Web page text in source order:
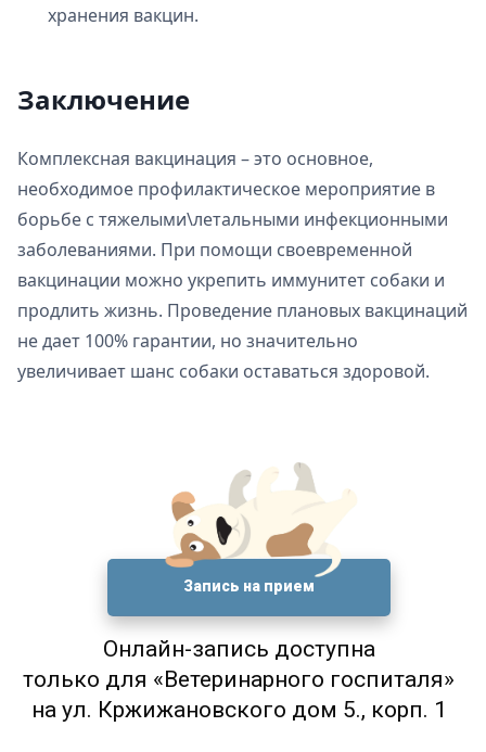
хранения вакцин.
Заключение
Комплексная вакцинация – это основное,
необходимое профилактическое мероприятие в
борьбе с тяжелыми\летальными инфекционными
заболеваниями. При помощи своевременной
вакцинации можно укрепить иммунитет собаки и
продлить жизнь. Проведение плановых вакцинаций
не дает 100% гарантии, но значительно
увеличивает шанс собаки оставаться здоровой.
Онлайн-запись доступна
только для «Ветеринарного госпиталя»
на ул. Кржижановского дом 5., корп. 1
Запись на прием